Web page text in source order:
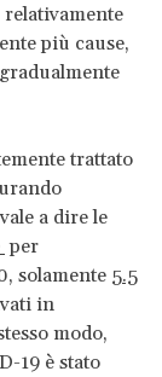
relativamente
più cause,
trattato
a dire le
per
solamente 5.5
in
modo,
19 è stato